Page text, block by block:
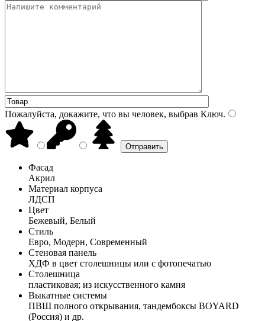
Пожалуйста, докажите, что вы человек, выбрав Ключ.
Фасад
Акрил
Материал корпуса
ЛДСП
Цвет
Бежевый, Белый
Стиль
Евро, Модерн, Современный
Стеновая панель
ХДФ в цвет столешницы или с фотопечатью
Столешница
пластиковая; из искусственного камня
Выкатные системы
ПВШ полного открывания, тандембоксы BOYARD
(Россия) и др.